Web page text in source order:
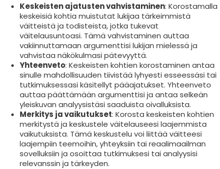
Keskeisten ajatusten vahvistaminen: Korostamalla
keskeisiä kohtia muistutat lukijaa tärkeimmistä
väitteistä ja todisteista, jotka tukevat
väitelausuntoasi. Tämä vahvistaminen auttaa
vakiinnuttamaan argumenttisi lukijan mielessä ja
vahvistaa näkökulmasi pätevyyttä.
Yhteenveto: Keskeisten kohtien korostaminen antaa
sinulle mahdollisuuden tiivistää lyhyesti esseessäsi tai
tutkimuksessasi käsitellyt pääajatukset. Yhteenveto
auttaa päättämään argumenttisi ja antaa selkeän
yleiskuvan analyysistäsi saaduista oivalluksista.
Merkitys ja vaikutukset: Korosta keskeisten kohtien
merkitystä ja keskustele väitelauseesi laajemmista
vaikutuksista. Tämä keskustelu voi liittää väitteesi
laajempiin teemoihin, yhteyksiin tai reaalimaailman
sovelluksiin ja osoittaa tutkimuksesi tai analyysisi
relevanssin ja tärkeyden.